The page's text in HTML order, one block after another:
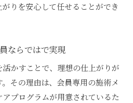
りを安心して任せることができ
ならではで実現
かすことで、理想の仕上がりが
その理由は、会員専用の施術メ
プログラムが用意されているた